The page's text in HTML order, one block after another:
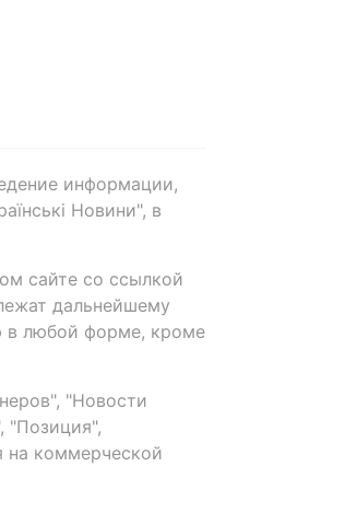
информации,
Новини", в
сайте со ссылкой
дальнейшему
в любой форме, кроме
"Новости
"Позиция",
на коммерческой